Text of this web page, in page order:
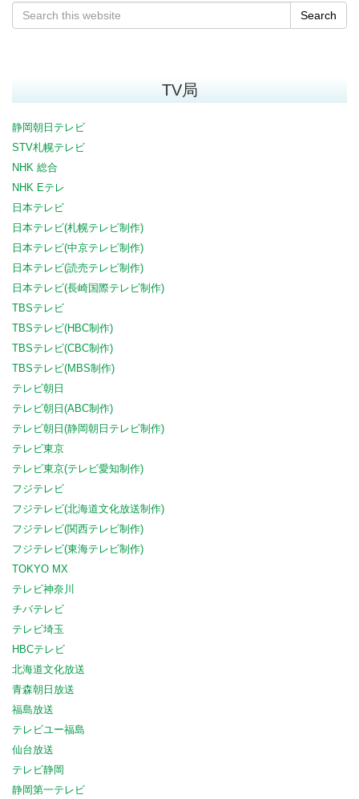
Search
TV局
静岡朝日テレビ
STV札幌テレビ
NHK 総合
NHK Eテレ
日本テレビ
日本テレビ(札幌テレビ制作)
日本テレビ(中京テレビ制作)
日本テレビ(読売テレビ制作)
日本テレビ(長崎国際テレビ制作)
TBSテレビ
TBSテレビ(HBC制作)
TBSテレビ(CBC制作)
TBSテレビ(MBS制作)
テレビ朝日
テレビ朝日(ABC制作)
テレビ朝日(静岡朝日テレビ制作)
テレビ東京
テレビ東京(テレビ愛知制作)
フジテレビ
フジテレビ(北海道文化放送制作)
フジテレビ(関西テレビ制作)
フジテレビ(東海テレビ制作)
TOKYO MX
テレビ神奈川
チバテレビ
テレビ埼玉
HBCテレビ
北海道文化放送
青森朝日放送
福島放送
テレビユー福島
仙台放送
テレビ静岡
静岡第一テレビ